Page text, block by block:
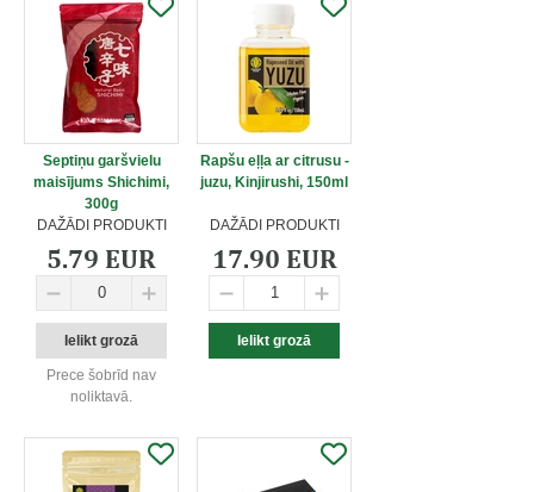
Septiņu garšvielu
maisījums Shichimi,
300g
DAŽĀDI PRODUKTI
5.79 EUR
Prece šobrīd nav
noliktavā.
Rapšu eļļa ar citrusu -
juzu, Kinjirushi, 150ml
DAŽĀDI PRODUKTI
17.90 EUR